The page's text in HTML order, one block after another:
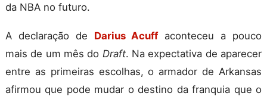
da NBA no futuro.
A declaração de Darius Acuffaconteceu a pouco
mais de um mês do Draft. Na expectativa de aparecer
entre as primeiras escolhas, o armador de Arkansas
afirmou que pode mudar o destino da franquia que o